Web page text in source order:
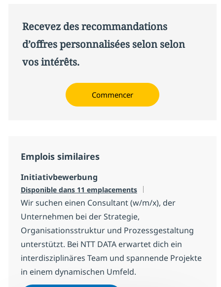
Recevez des recommandations
d’offres personnalisées selon selon
vos intérêts.
Commencer
Emplois similaires
Initiativbewerbung
Disponible dans 11 emplacements
Wir suchen einen Consultant (w/m/x), der
Unternehmen bei der Strategie,
Organisationsstruktur und Prozessgestaltung
unterstützt. Bei NTT DATA erwartet dich ein
interdisziplinäres Team und spannende Projekte
in einem dynamischen Umfeld.